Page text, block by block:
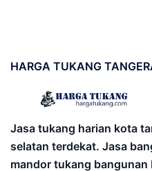
HARGA TUKANG
Jasa tukang harian kota
selatan terdekat. Jasa
mandor tukang bangunan